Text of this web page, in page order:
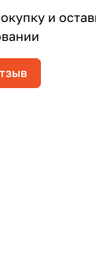
и